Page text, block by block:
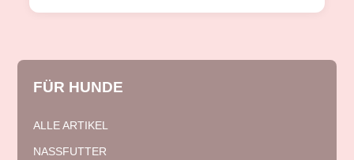
FÜR HUNDE
ALLE ARTIKEL
NASSFUTTER